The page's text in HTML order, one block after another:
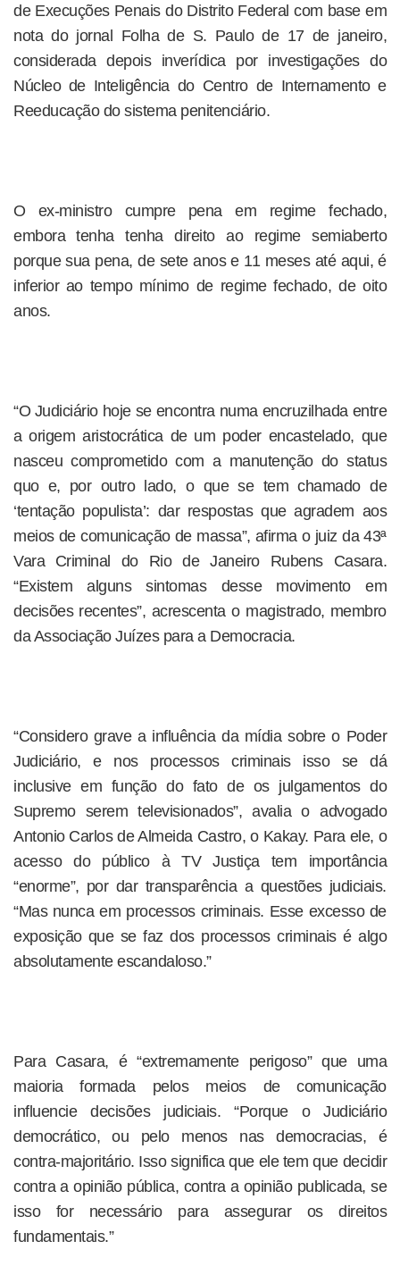
de Execuções Penais do Distrito Federal com base em
nota do jornal Folha de S. Paulo de 17 de janeiro,
considerada depois inverídica por investigações do
Núcleo de Inteligência do Centro de Internamento e
Reeducação do sistema penitenciário.
O ex-ministro cumpre pena em regime fechado,
embora tenha tenha direito ao regime semiaberto
porque sua pena, de sete anos e 11 meses até aqui, é
inferior ao tempo mínimo de regime fechado, de oito
anos.
“O Judiciário hoje se encontra numa encruzilhada entre
a origem aristocrática de um poder encastelado, que
nasceu comprometido com a manutenção do status
quo e, por outro lado, o que se tem chamado de
‘tentação populista’: dar respostas que agradem aos
meios de comunicação de massa”, afirma o juiz da 43ª
Vara Criminal do Rio de Janeiro Rubens Casara.
“Existem alguns sintomas desse movimento em
decisões recentes”, acrescenta o magistrado, membro
da Associação Juízes para a Democracia.
“Considero grave a influência da mídia sobre o Poder
Judiciário, e nos processos criminais isso se dá
inclusive em função do fato de os julgamentos do
Supremo serem televisionados”, avalia o advogado
Antonio Carlos de Almeida Castro, o Kakay. Para ele, o
acesso do público à TV Justiça tem importância
“enorme”, por dar transparência a questões judiciais.
“Mas nunca em processos criminais. Esse excesso de
exposição que se faz dos processos criminais é algo
absolutamente escandaloso.”
Para Casara, é “extremamente perigoso” que uma
maioria formada pelos meios de comunicação
influencie decisões judiciais. “Porque o Judiciário
democrático, ou pelo menos nas democracias, é
contra-majoritário. Isso significa que ele tem que decidir
contra a opinião pública, contra a opinião publicada, se
isso for necessário para assegurar os direitos
fundamentais.”